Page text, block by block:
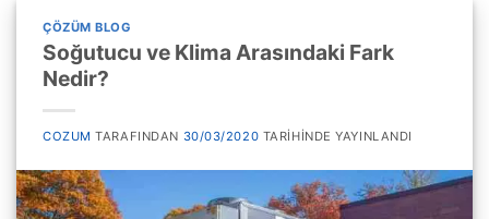
ÇÖZÜM BLOG
Soğutucu ve Klima Arasındaki Fark
Nedir?
COZUM TARAFINDAN 30/03/2020 TARIHINDE YAYINLANDI